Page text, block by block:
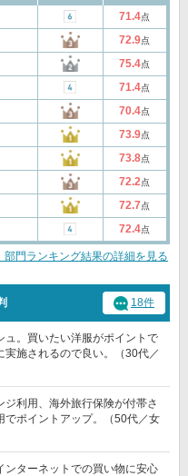
71.4点
72.9点
75.4点
71.4点
70.4点
73.9点
73.8点
72.2点
72.7点
72.4点
部門ランキング結果の詳細を見る
18件
ュ。買いたい洋服がポイントで
施されるので良い。（30代／
利用、海外旅行保険が付帯さ
でポイントアップ。（50代／女
ターネットでの買い物に安心